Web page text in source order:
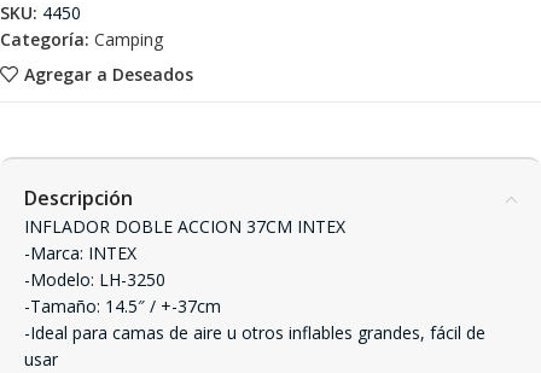
Agregar a Deseados
SKU: 4450
Categoría: Camping
Descripción
INFLADOR DOBLE ACCION 37CM INTEX
-Marca: INTEX
-Modelo: LH-3250
-Tamaño: 14.5″ / +-37cm
-Ideal para camas de aire u otros inflables grandes, fácil de
usar